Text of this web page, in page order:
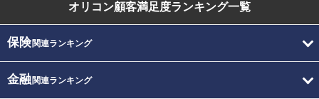
オリコン顧客満足度ランキング一覧
保険関連ランキング
金融関連ランキング